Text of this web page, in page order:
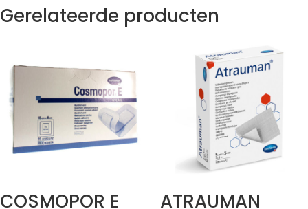
Gerelateerde producten
COSMOPOR E ATRAUMAN